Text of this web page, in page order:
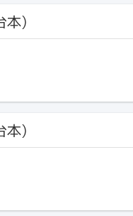
本)
本)